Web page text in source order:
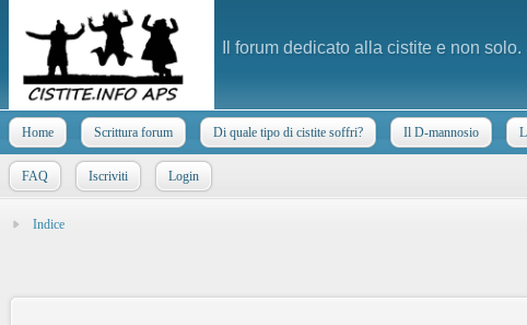
Il forum dedicato alla cistite e non
Home Scrittura forum Di quale tipo di cistite soffri? Il D-mannosio
FAQ Iscriviti Login
Indice